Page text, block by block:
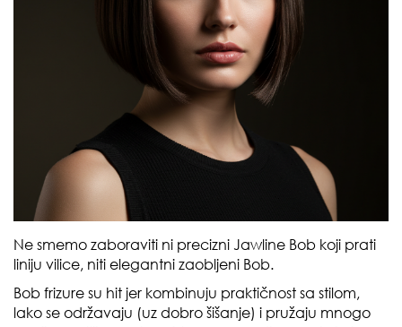
Ne smemo zaboraviti ni precizni Jawline Bob koji prati
liniju vilice, niti elegantni zaobljeni Bob.
Bob frizure su hit jer kombinuju praktičnost sa stilom,
lako se održavaju (uz dobro šišanje) i pružaju mnogo